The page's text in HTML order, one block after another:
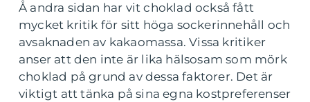
Å andra sidan har vit choklad också fått
mycket kritik för sitt höga sockerinnehåll och
avsaknaden av kakaomassa. Vissa kritiker
anser att den inte är lika hälsosam som mörk
choklad på grund av dessa faktorer. Det är
viktigt att tänka på sina egna kostpreferenser